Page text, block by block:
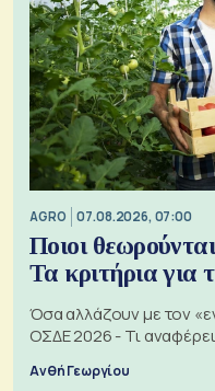
AGRO 07.08.2026, 07:00
Ποιοι
Τα κριτήρια για
Όσα αλλάζουν με τον
ΟΣΔΕ 2026 - Τι
Ανθή Γεωργίου